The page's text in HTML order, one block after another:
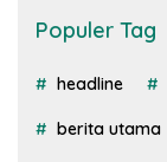
Populer Tag
headline
berita utama